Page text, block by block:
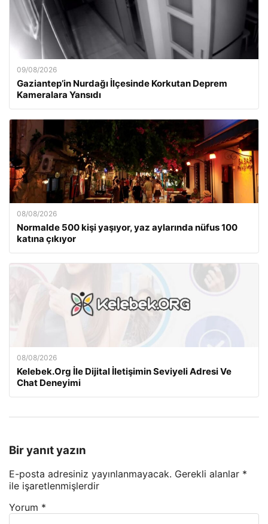
09/08/2026
Gaziantep’in Nurdağı İlçesinde Korkutan Deprem
Kameralara Yansıdı
08/08/2026
Normalde 500 kişi yaşıyor, yaz aylarında nüfus 100
katına çıkıyor
08/08/2026
Kelebek.Org İle Dijital İletişimin Seviyeli Adresi Ve
Chat Deneyimi
Bir yanıt yazın
E-posta adresiniz yayınlanmayacak. Gerekli alanlar *
ile işaretlenmişlerdir
Yorum *